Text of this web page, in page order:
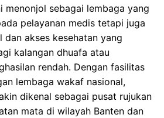
menonjol sebagai lembaga yang
pelayanan medis tetapi juga
dan akses kesehatan yang
kalangan dhuafa atau
rendah. Dengan fasilitas
lembaga wakaf nasional,
dikenal sebagai pusat rujukan
mata di wilayah Banten dan